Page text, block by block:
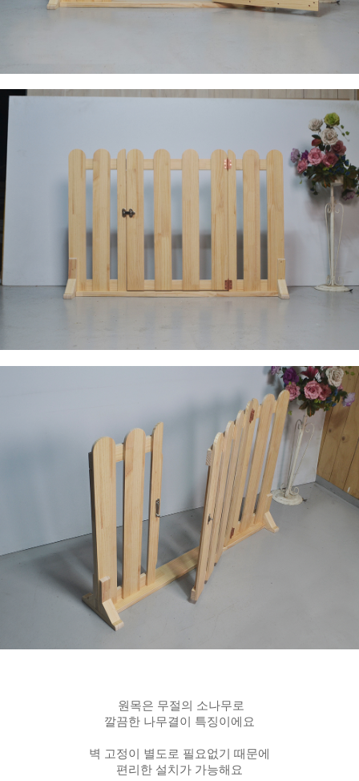
원목은 무절의 소나무로
깔끔한 나무결이 특징이에요
벽 고정이 별도로 필요없기 때문에
편리한 설치가 가능해요